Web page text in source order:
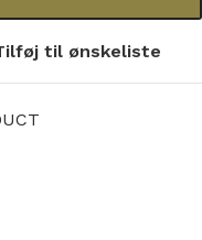
til ønskeliste